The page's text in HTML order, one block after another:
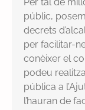
públic,
decrets
per facilitar-
conèixer el
podeu
pública a
l’hauran de